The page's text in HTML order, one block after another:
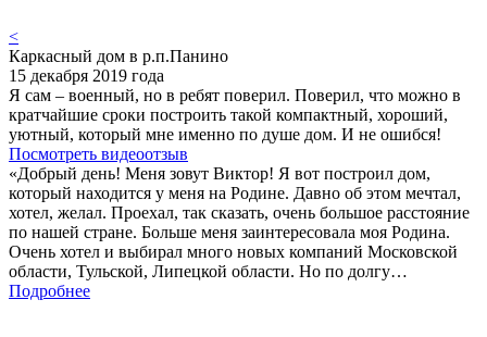
<
Каркасный дом в р.п.Панино
15 декабря 2019 года
Я сам – военный, но в ребят поверил. Поверил, что можно в
кратчайшие сроки построить такой компактный, хороший,
уютный, который мне именно по душе дом. И не ошибся!
Посмотреть видеоотзыв
«Добрый день! Меня зовут Виктор! Я вот построил дом,
который находится у меня на Родине. Давно об этом мечтал,
хотел, желал. Проехал, так сказать, очень большое расстояние
по нашей стране. Больше меня заинтересовала моя Родина.
Очень хотел и выбирал много новых компаний Московской
области, Тульской, Липецкой области. Но по долгу…
Подробнее